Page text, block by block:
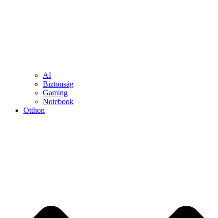
AI
Biztonság
Gaming
Notebook
Otthon